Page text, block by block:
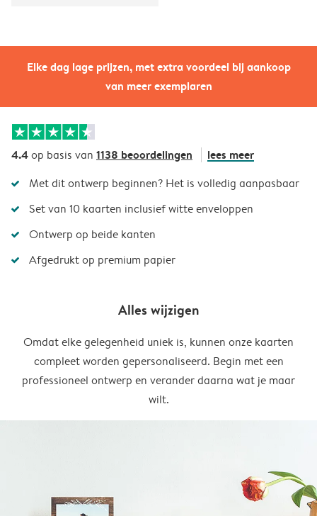
Elke dag lage prijzen, met extra voordeel bij aankoop
van meer exemplaren
4.4op basis van 1138 beoordelingen lees meer
Met dit ontwerp beginnen? Het is volledig aanpasbaar
Set van 10 kaarten inclusief witte enveloppen
Ontwerp op beide kanten
Afgedrukt op premium papier
Alles wijzigen
Omdat elke gelegenheid uniek is, kunnen onze kaarten
compleet worden gepersonaliseerd. Begin met een
professioneel ontwerp en verander daarna wat je maar
wilt.